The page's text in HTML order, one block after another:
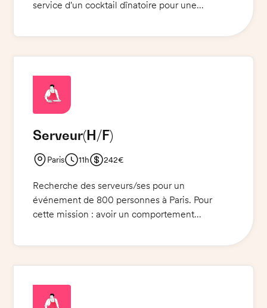
service d'un cocktail dînatoire pour une
travaillerez avec une équipe de 3 personnes en
déroule parfaitement.
Serveur(H/F)
Paris 11h 242€
Recherche des serveurs/ses pour un
événement de 800 personnes à Paris. Pour
cette mission : avoir un comportement
vestimentaire exigée est une cravate fine noire,
serveurs/ses doivent pouvoir préparer des
cocktails simples, des verres de vin et des